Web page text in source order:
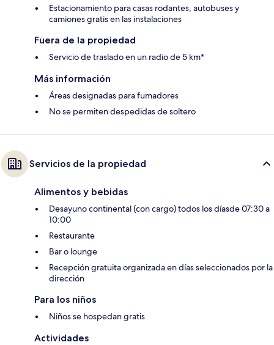
Estacionamiento para casas rodantes, autobuses y
camiones gratis en las instalaciones
Fuera de la propiedad
Servicio de traslado en un radio de 5 km*
Más información
Áreas designadas para fumadores
No se permiten despedidas de soltero
Servicios de la propiedad
Alimentos y bebidas
Desayuno continental (con cargo) todos los díasde 07:30 a
10:00
Restaurante
Bar o lounge
Recepción gratuita organizada en días seleccionados por la
dirección
Para los niños
Niños se hospedan gratis
Actividades